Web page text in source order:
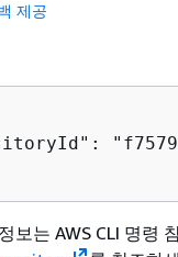
제공
보는 AWS CLI 명령